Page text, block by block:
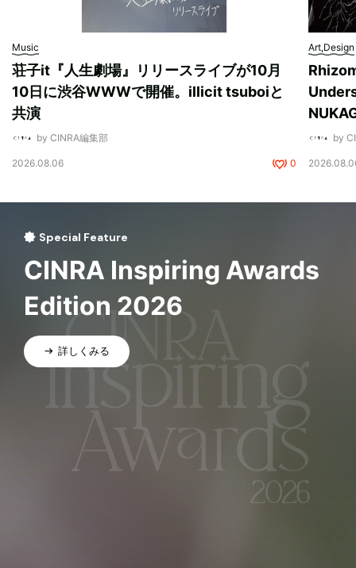
Music
荘子it『人生劇場』リリースライブが10月
10日に渋谷WWWで開催。illicit tsuboiと
共演
by CINRA編集部
2026.08.06 0
Art,Design
by
Special Feature
CINRA Inspiring Awards
Edition 2026
詳しくみる